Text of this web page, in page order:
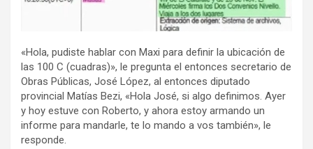
«Hola, pudiste hablar con Maxi para definir la ubicación de
las 100 C (cuadras)», le pregunta el entonces secretario de
Obras Públicas, José López, al entonces diputado
provincial Matías Bezi, «Hola José, si algo definimos. Ayer
y hoy estuve con Roberto, y ahora estoy armando un
informe para mandarle, te lo mando a vos también», le
responde.